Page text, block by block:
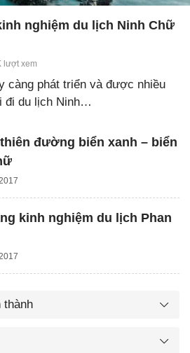
nghiệm du lịch Ninh Chữ
lượt xem
càng phát triển và được nhiều
đi du lịch Ninh…
đường biển xanh – biển
kinh nghiệm du lịch Phan
thành